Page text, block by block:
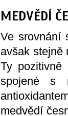
MEDVĚDÍ
Ve srovnání
avšak stejně
Ty pozitivně
spojené s
medvědí